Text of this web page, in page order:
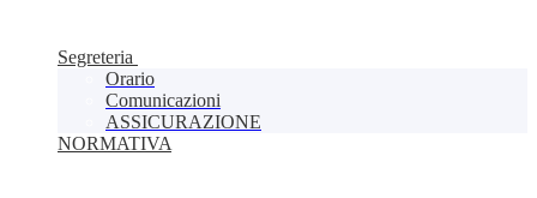
Segreteria
Orario
Comunicazioni
ASSICURAZIONE
NORMATIVA